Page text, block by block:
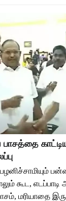
கூட,
மரியாதை